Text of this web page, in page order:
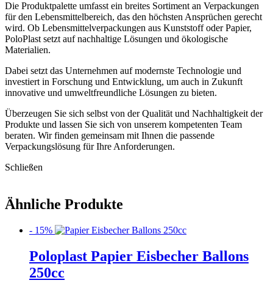
Die Produktpalette umfasst ein breites Sortiment an Verpackungen
für den Lebensmittelbereich, das den höchsten Ansprüchen gerecht
wird. Ob Lebensmittelverpackungen aus Kunststoff oder Papier,
PoloPlast setzt auf nachhaltige Lösungen und ökologische
Materialien.
Dabei setzt das Unternehmen auf modernste Technologie und
investiert in Forschung und Entwicklung, um auch in Zukunft
innovative und umweltfreundliche Lösungen zu bieten.
Überzeugen Sie sich selbst von der Qualität und Nachhaltigkeit der
Produkte und lassen Sie sich von unserem kompetenten Team
beraten. Wir finden gemeinsam mit Ihnen die passende
Verpackungslösung für Ihre Anforderungen.
Schließen
Ähnliche Produkte
- 15%
Poloplast Papier Eisbecher Ballons
250cc